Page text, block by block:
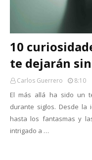
10
te dejarán
Carlos Guerrero 8:10
El más allá ha sido un
durante siglos. Desde
hasta los fantasmas y
intrigado a …